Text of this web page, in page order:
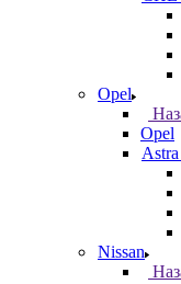
Opel
Opel
Astra
Nissan